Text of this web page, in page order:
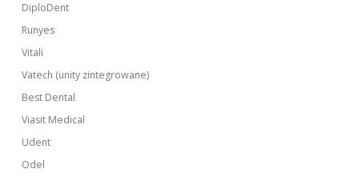
DiploDent
Runyes
Vitali
Vatech (unity zintegrowane)
Best Dental
Viasit Medical
Udent
Odel